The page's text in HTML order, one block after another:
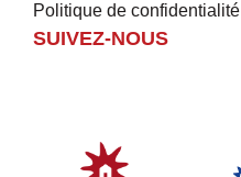
Politique de confidentialité
SUIVEZ-NOUS